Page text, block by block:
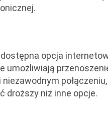
opcja
umożliwiają
droższy niż inne opcje.